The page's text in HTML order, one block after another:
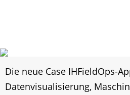
Die neue Case IHFieldOps-
Datenvisualisierung,